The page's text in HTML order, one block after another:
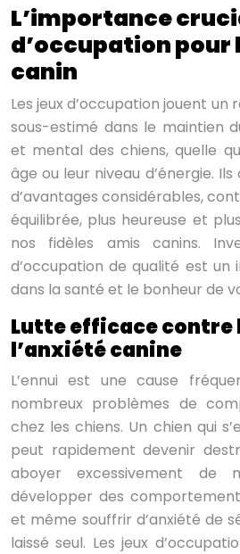
L’importance
d’occupation pour
canin
Les jeux d’occupation jouent
sous-estimé dans le maintien
et mental des chiens, quelle
âge ou leur niveau d’énergie.
d’avantages considérables,
équilibrée, plus heureuse et
nos fidèles amis canins.
d’occupation de qualité est un
dans la santé et le bonheur de
Lutte efficace contre
l’anxiété canine
L’ennui est une cause
nombreux problèmes de
chez les chiens. Un chien qui
peut rapidement devenir
aboyer excessivement de
développer des
et même souffrir d’anxiété de
laissé seul. Les jeux